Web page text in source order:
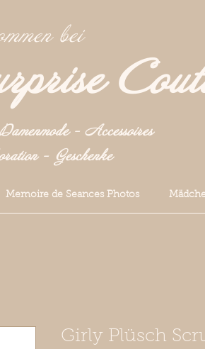
bei
- Accessoires
- Geschenke
Memoire de Seances Photos
Girly Plüsch